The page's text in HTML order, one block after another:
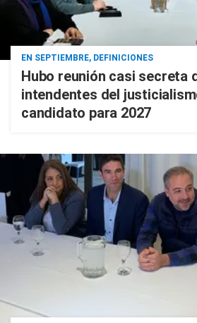
EN SEPTIEMBRE, DEFINICIONES
Hubo reunión casi secreta
intendentes del
candidato para 2027